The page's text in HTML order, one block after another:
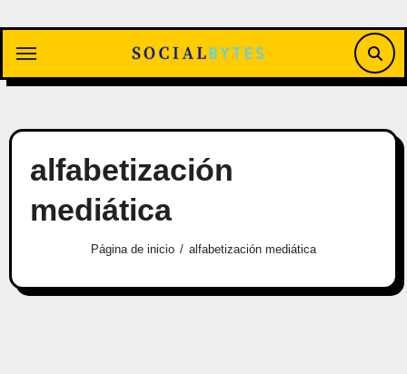
contenido
alfabetización
mediática
Página de inicio alfabetización mediática